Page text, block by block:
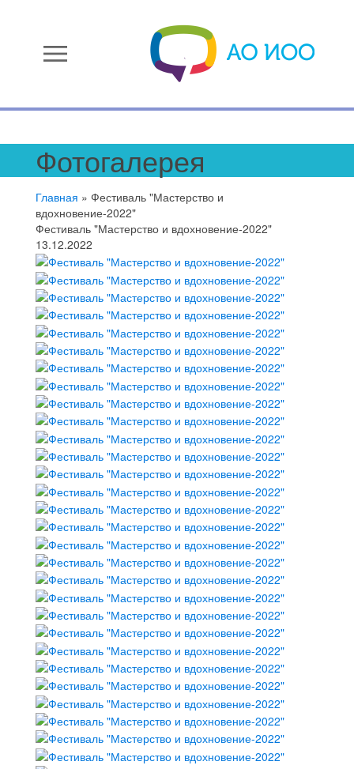
menu
Фотогалерея
Главная » Фестиваль "Мастерство и
вдохновение-2022"
Фестиваль "Мастерство и вдохновение-2022"
13.12.2022